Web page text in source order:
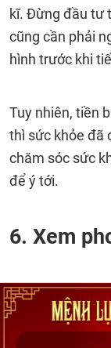
kĩ. Đừng đầu tư
cũng cần phải
hình trước khi
Tuy nhiên, tiền
thì sức khỏe đã
chăm sóc sức
để ý tới.
6. Xem